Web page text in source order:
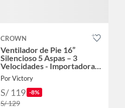
CROWN
Ventilador de Pie 16”
Silencioso 5 Aspas – 3
Velocidades - Importadora
Victory
Por Victory
S/ 119 -8%
S/ 129